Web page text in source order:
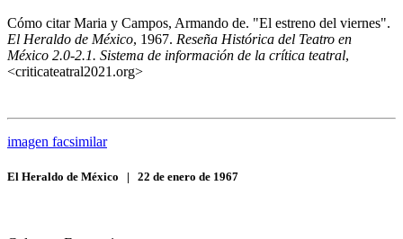
Cómo citarMaria y Campos, Armando de. "El estreno del viernes".
El Heraldo de México, 1967. Reseña Histórica del Teatro en
México 2.0-2.1. Sistema de información de la crítica teatral,
<criticateatral2021.org>
imagen facsimilar
El Heraldo de México | 22 de enero de 1967